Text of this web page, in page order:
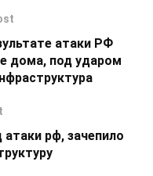
атаки РФ
дома, под ударом
атаки рф, зачепило